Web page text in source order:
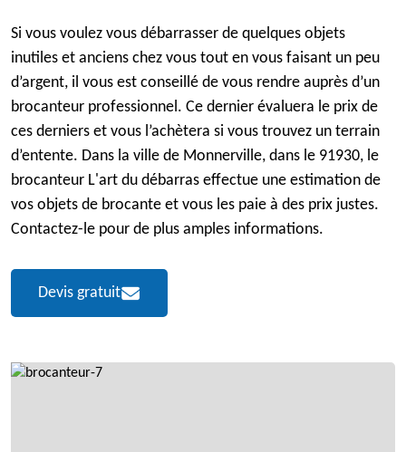
Si vous voulez vous débarrasser de quelques objets
inutiles et anciens chez vous tout en vous faisant un peu
d’argent, il vous est conseillé de vous rendre auprès d’un
brocanteur professionnel. Ce dernier évaluera le prix de
ces derniers et vous l’achètera si vous trouvez un terrain
d’entente. Dans la ville de Monnerville, dans le 91930, le
brocanteur L'art du débarras effectue une estimation de
vos objets de brocante et vous les paie à des prix justes.
Contactez-le pour de plus amples informations.
Devis gratuit